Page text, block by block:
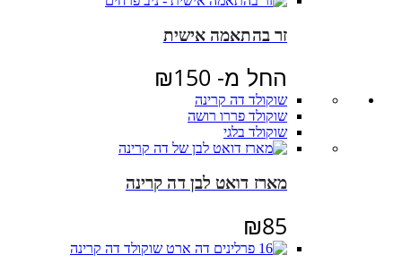
זר בהתאמה אישית
החל מ- ₪150
שוקולד דה קרינה
שוקולד פררו רושה
שוקולד בלגי
מארז דואט לבן דה קרינה
₪85